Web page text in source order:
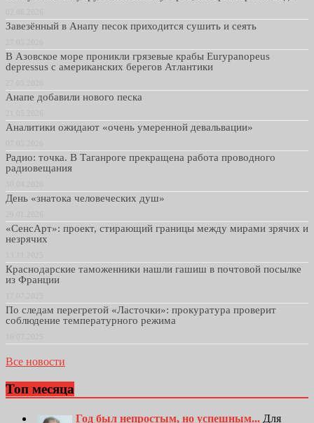
Завезённый в Анапу песок приходится сушить и сеять
В Азовское море проникли грязевые крабы Eurypanopeus
depressus с американских берегов Атлантики
Анапе добавили нового песка
Аналитики ожидают «очень умеренной девальвации»
Радио: точка. В Таганроге прекращена работа проводного
радиовещания
День «знатока человеческих душ»
«СенсАрт»: проект, стирающий границы между мирами зрячих и
незрячих
Краснодарские таможенники нашли гашиш в почтовой посылке
из Франции
По следам перегретой «Ласточки»: прокуратура проверит
соблюдение температурного режима
Все новости
Топ месяца
Год был непростым, но успешным... Для